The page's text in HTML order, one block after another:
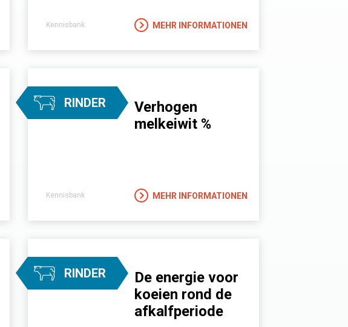
Kennisbank MEHR INFORMATIONEN
RINDER
Kennisbank
Verhogen
melkeiwit %
MEHR INFORMATIONEN
RINDER
De energie voor
koeien rond de
afkalfperiode